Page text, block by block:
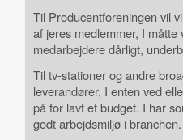
Til Producentforeningen vil
af jeres medlemmer, I
medarbejdere dårligt,
Til tv-stationer og andre
leverandører, I enten ved
på for lavt et budget. I har
godt arbejdsmiljø i branchen.